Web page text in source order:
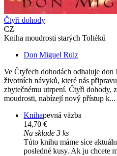
Čtyři dohody
CZ
Kniha moudrosti starých Toltéků
Don Miguel Ruiz
Ve Čtyřech dohodách odhaluje
životních návyků, které nás
zbytečnému utrpení. Čtyři dohody,
moudrosti, nabízejí nový přístup k...
Knihapevná väzba
14,70 €
Na sklade 3 ks
Túto knihu máme síce
posledné kusy. Ak ju chcete